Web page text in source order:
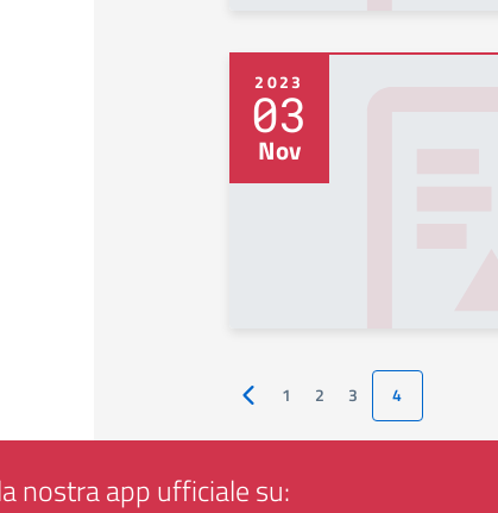
2023
03
Nov
Pagina precedente
1 2 3 4
nostra app ufficiale su: